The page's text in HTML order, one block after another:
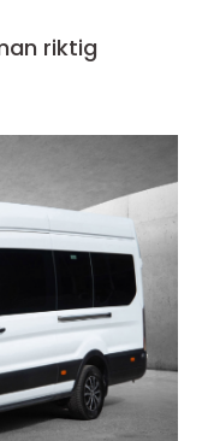
riktig